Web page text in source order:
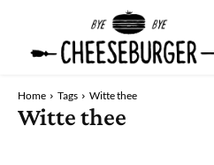
Home Tags Witte thee
Witte thee